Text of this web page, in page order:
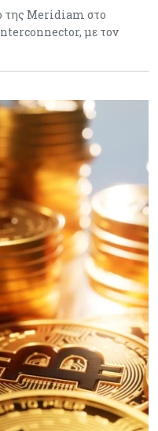
της Meridiam στο
με τον